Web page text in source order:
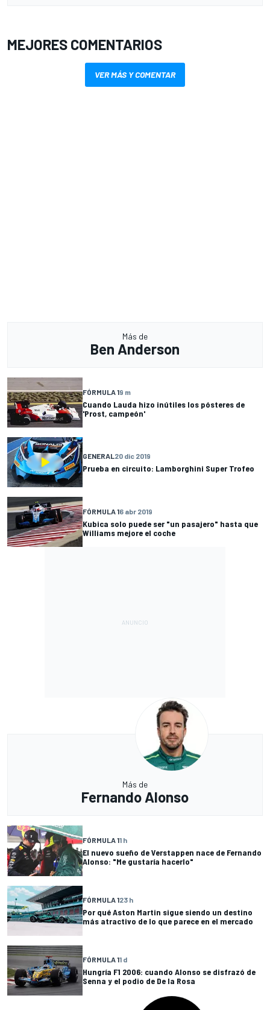
MEJORES COMENTARIOS
VER MÁS Y COMENTAR
Más de
Ben Anderson
FÓRMULA 19 m
Cuando Lauda hizo inútiles los pósteres de
'Prost, campeón'
GENERAL20 dic 2019
Prueba en circuito: Lamborghini Super Trofeo
FÓRMULA 16 abr 2019
Kubica solo puede ser "un pasajero" hasta que
Williams mejore el coche
Más de
Fernando Alonso
FÓRMULA 11 h
El nuevo sueño de Verstappen nace de Fernando
Alonso: "Me gustaría hacerlo"
FÓRMULA 123 h
Por qué Aston Martin sigue siendo un destino
más atractivo de lo que parece en el mercado
FÓRMULA 11 d
Hungría F1 2006: cuando Alonso se disfrazó de
Senna y el podio de De la Rosa